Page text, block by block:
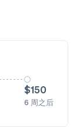
$150
6 周之后